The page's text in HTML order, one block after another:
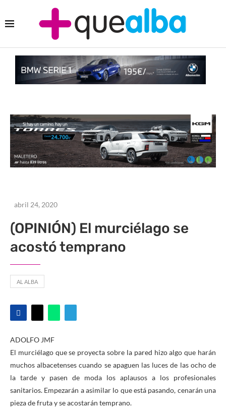
abril 24, 2020
(OPINIÓN) El murciélago se
acostó temprano
AL ALBA
ADOLFO JMF
El murciélago que se proyecta sobre la pared hizo algo que harán
muchos albacetenses cuando se apaguen las luces de las ocho de
la tarde y pasen de moda los aplausos a los profesionales
sanitarios. Empezarán a asimilar lo que está pasando, cenarán una
pieza de fruta y se acostarán temprano.